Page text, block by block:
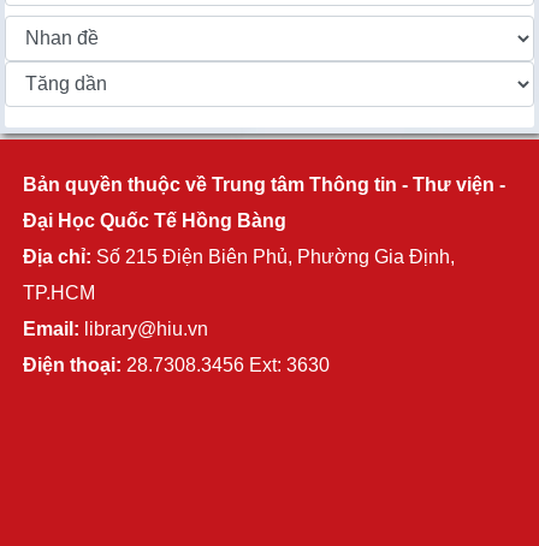
Bản quyền thuộc về Trung tâm Thông tin - Thư viện -
Đại Học Quốc Tế Hồng Bàng
Địa chỉ: Số 215 Điện Biên Phủ, Phường Gia Định,
TP.HCM
Email: library@hiu.vn
Điện thoại: 28.7308.3456 Ext: 3630